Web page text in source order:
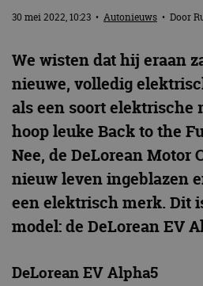
30 mei 2022, 10:23 • Autonieuws • Door
We wisten dat hij eraan
nieuwe, volledig
als een soort elektrische
hoop leuke Back to the
Nee, de DeLorean Motor
nieuw leven ingeblazen
een elektrisch merk. Dit
model: de DeLorean EV
DeLorean EV Alpha5